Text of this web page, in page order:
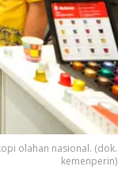
olahan nasional. (dok.
kemenperin)